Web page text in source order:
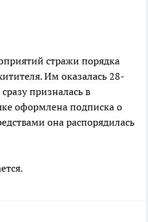
стражи порядка
Им оказалась 28-
призналась в
оформлена подписка о
она распорядилась